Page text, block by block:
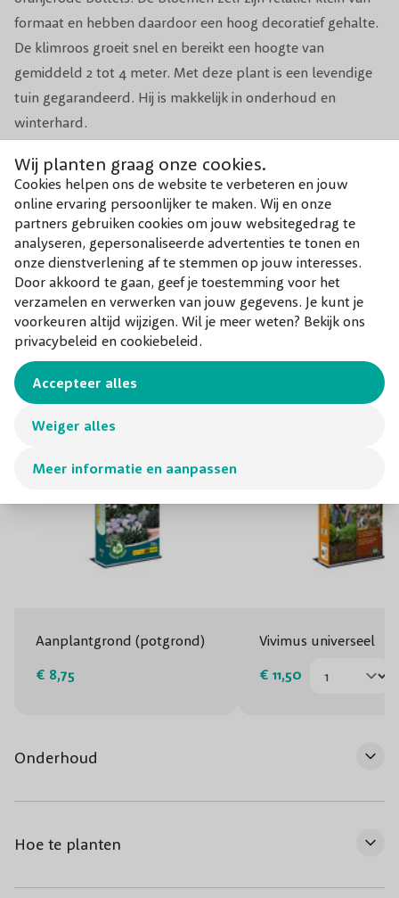
Wij planten graag onze cookies.
Cookies helpen ons de website te verbeteren en jouw
online ervaring persoonlijker te maken. Wij en onze
partners gebruiken cookies om jouw websitegedrag te
analyseren, gepersonaliseerde advertenties te tonen en
onze dienstverlening af te stemmen op jouw interesses.
Door akkoord te gaan, geef je toestemming voor het
verzamelen en verwerken van jouw gegevens. Je kunt je
voorkeuren altijd wijzigen. Wil je meer weten? Bekijk ons
privacybeleid en cookiebeleid.
Meer informatie en aanpassen
Weiger alles
Accepteer alles
formaat en hebben daardoor een hoog decoratief gehalte.
De klimroos groeit snel en bereikt een hoogte van
gemiddeld 2 tot 4 meter. Met deze plant is een levendige
tuin gegarandeerd. Hij is makkelijk in onderhoud en
winterhard.
TIP: Combineer Rosa Perennial Blue met een andere roos,
zoals een opvallenroos op stam, of juist een mooie
struikroos.
Winterhardheid Goed
Jaarrond (behalve bij vorst)
Aantal per m1 2-3
Voeding Organische meststof
Groeisnelheid Gemiddeld
Combineer met
Onze aanraders bij dit product
Aanplantgrond (potgrond)
€ 8,75
Vivimus universeel
€ 11,50
Onderhoud
Hoe te planten